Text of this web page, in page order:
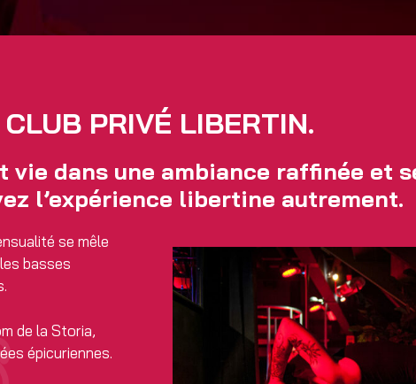
PRIVÉ LIBERTIN.
vie dans une ambiance raffinée et
l’expérience libertine autrement.
se mêle
basses
de la Storia,
épicuriennes.